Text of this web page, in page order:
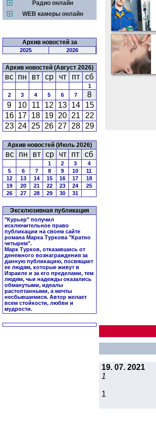
Радио онлайн
WEB камеры онлайн
Архив новостей за
2025 2026
Архив новостей (Август 2026)
вс пн вт ср чт пт сб
1
2
3 4 5 6 7
8
9
10 11 12 13 14
15
16 17 18 19 20 21
22
23 24 25 26 27 28 29
Архив новостей (Июль 2026)
вс пн вт ср чт пт сб
1 2 3
4
5
6 7 8 9 10
11
12
13 14 15 16 17
18
19
20 21 22 23 24
25
26
27 28 29 30 31
Эксклюзивная публикация
"Курьер" получил
исключительное право
публикации на своем сайте
романа Марка Туркова "Кратно
четырем".
Марк Турков, отказавшись от
денежного вознаграждения за
данную публикацию, посвящает
ее людям, которые живут в
Израиле и за его пределами, тем
людям, чьи надежды оказались
обманутыми, идеалы
растоптанными, а мечты
несбывшимися. Автор желает
всем стойкости, любви и
мудрости.
19. 07. 2021
1
1